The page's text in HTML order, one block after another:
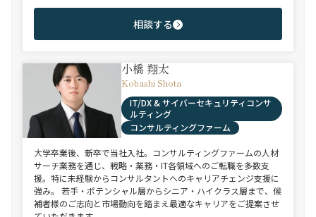
相談する
小橋 翔太
Kobashi Shota
IT/DX & サイバーセキュリティコンサ
ルティング
コンサルティングファーム
大学卒業後、新卒で当社入社。コンサルティングファームの人材
サーチ業務を通じ、戦略・業務・IT各領域へのご転職を多数支
援。特に未経験からコンサルタントへのキャリアチェンジ支援に
強み。 若手・ポテンシャル層からシニア・ハイクラス層まで、候
補者様のご志向と市場動向を踏まえ最適なキャリアをご提案させ